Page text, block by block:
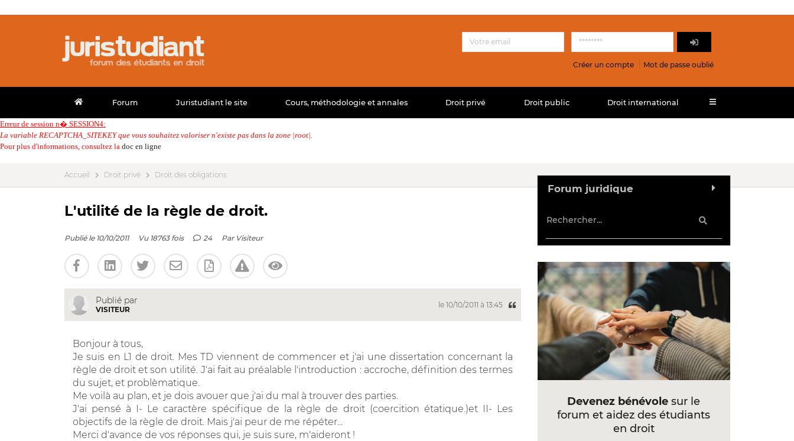
Créer un compte Mot de passe oublié
Forum Juristudiant le site Cours, méthodologie et annales Droit privé Droit public Droit international
Erreur de session n� SESSION4:
La variable RECAPTCHA_SITEKEY que vous souhaitez valoriser n'existe pas dans la zone |root|.
Pour plus d'informations, consultez la doc en ligne
Accueil Droit privé Droit des obligations
L'utilité de la règle de droit.
Publié le 10/10/2011 Vu 18763 fois 24 Par Visiteur
Publié par
VISITEUR
le 10/10/2011 à 13:45
Bonjour à tous,
Je suis en L1 de droit. Mes TD viennent de commencer et j'ai une dissertation concernant la
règle de droit et son utilité. J'ai fait au préalable l'introduction : accroche, définition des termes
du sujet, et problèmatique.
Me voilà au plan, et je dois avouer que j'ai du mal à trouver des parties.
J'ai pensé à I- Le caractère spécifique de la règle de droit (coercition étatique.)et II- Les
objectifs de la règle de droit. Mais j'ai peur de me répéter...
Merci d'avance de vos réponses qui, je suis sure, m'aideront !
Forum juridique
Devenez bénévole sur le
forum et aidez des étudiants
en droit